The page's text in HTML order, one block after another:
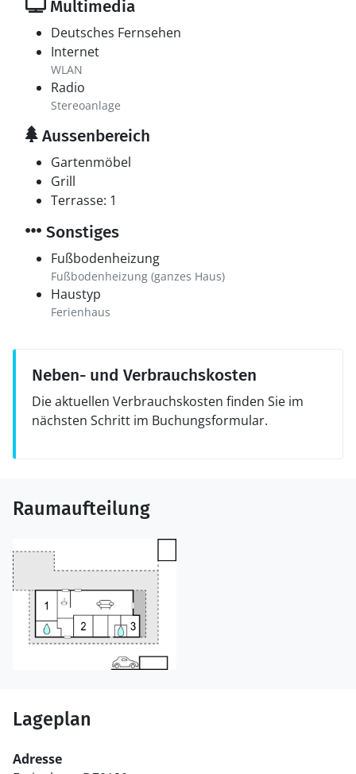
Multimedia
Deutsches Fernsehen
Internet
WLAN
Radio
Stereoanlage
Aussenbereich
Gartenmöbel
Grill
Terrasse: 1
Sonstiges
Fußbodenheizung
Fußbodenheizung (ganzes Haus)
Haustyp
Ferienhaus
Neben- und Verbrauchskosten
Die aktuellen Verbrauchskosten finden Sie im
nächsten Schritt im Buchungsformular.
Raumaufteilung
Lageplan
Adresse